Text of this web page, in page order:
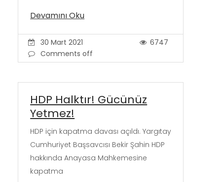
Devamını Oku
30 Mart 2021
6747
Comments off
HDP Halktır! Gücünüz
Yetmez!
HDP için kapatma davası açıldı. Yargıtay
Cumhuriyet Başsavcısı Bekir Şahin HDP
hakkında Anayasa Mahkemesine
kapatma